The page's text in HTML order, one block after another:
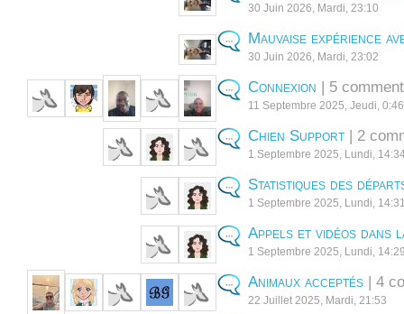
30 Juin 2026, Mardi, 23:10
Mauvaise expérience
30 Juin 2026, Mardi, 23:02
Connexion | 5
11 Septembre 2025, Jeudi,
Chien Support | 2
1 Septembre 2025, Lundi,
Statistiques des
1 Septembre 2025, Lundi,
Appels et vidéos dans
1 Septembre 2025, Lundi,
Animaux acceptés | 4
22 Juillet 2025, Mardi, 21:53